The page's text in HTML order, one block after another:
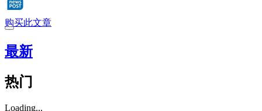
购买此文章
最新
热门
Loading...